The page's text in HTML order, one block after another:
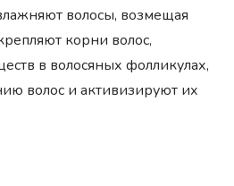
волосы, возмещая
корни волос,
в волосяных фолликулах,
волос и активизируют их